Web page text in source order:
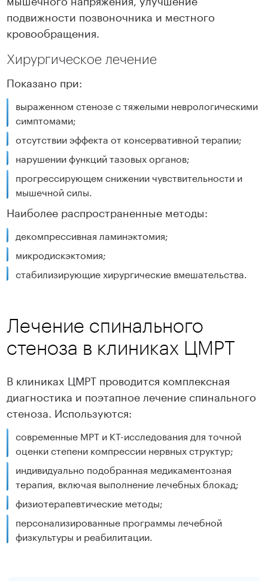
подвижности позвоночника и местного
кровообращения.
Хирургическое лечение
Показано при:
выраженном стенозе с тяжелыми неврологическими
симптомами;
отсутствии эффекта от консервативной терапии;
нарушении функций тазовых органов;
прогрессирующем снижении чувствительности и
мышечной силы.
Наиболее распространенные методы:
декомпрессивная ламинэктомия;
микродискэктомия;
стабилизирующие хирургические вмешательства.
Лечение спинального
стеноза в клиниках ЦМРТ
В клиниках ЦМРТ проводится комплексная
диагностика и поэтапное лечение спинального
стеноза. Используются:
современные МРТ и КТ-исследования для точной
оценки степени компрессии нервных структур;
индивидуально подобранная медикаментозная
терапия, включая выполнение лечебных блокад;
физиотерапевтические методы;
персонализированные программы лечебной
физкультуры и реабилитации.